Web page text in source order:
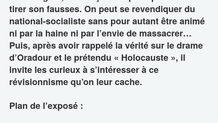
tirer son fausses. On peut se revendiquer du
national-socialiste sans pour autant être animé
ni par la haine ni par l’envie de massacrer…
Puis, après avoir rappelé la vérité sur le drame
d’Oradour et le prétendu « Holocauste », il
invite les curieux à s’intéresser à ce
révisionnisme qu’on leur cache.
Plan de l’exposé :